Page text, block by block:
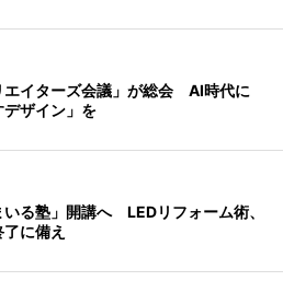
エイターズ会議」が総会 AI時代に
デザイン」を
る塾」開講へ LEDリフォーム術、
に備え